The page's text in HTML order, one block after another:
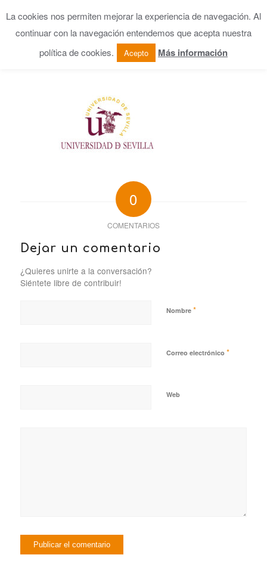
0
COMENTARIOS
Dejar un comentario
¿Quieres unirte a la conversación?
Siéntete libre de contribuir!
Nombre *
Correo electrónico *
Web
La cookies nos permiten mejorar la experiencia de navegación. Al
continuar con la navegación entendemos que acepta nuestra
política de cookies.
Acepto Más información